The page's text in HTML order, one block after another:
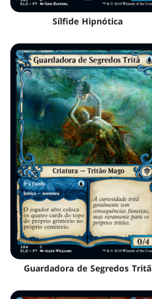
Sílfide Hipnótica
Guardadora de Segredos Tritã